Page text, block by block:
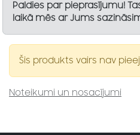
Paldies par pieprasījumu!
laikā mēs ar Jums
Šis produkts vairs nav
Noteikumi un nosacījumi